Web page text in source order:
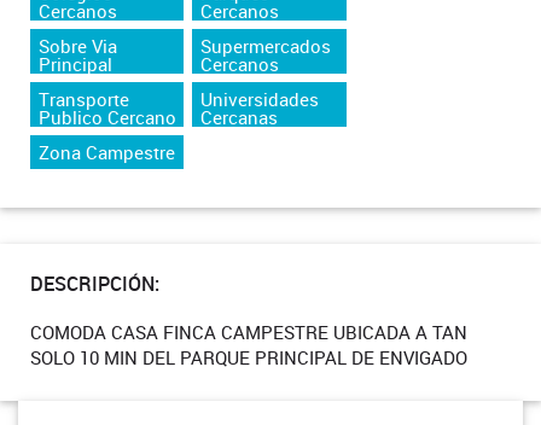
Cercanos
Cercanos
Sobre Via
Principal
Supermercados
Cercanos
Transporte
Publico Cercano
Universidades
Cercanas
Zona Campestre
DESCRIPCIÓN:
COMODA CASA FINCA CAMPESTRE UBICADA A TAN
SOLO 10 MIN DEL PARQUE PRINCIPAL DE ENVIGADO